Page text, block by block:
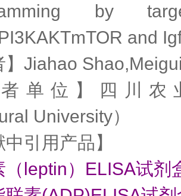
by
and
】Jiahao
者单位】四川农
University）
中引用产品】
（leptin）ELISA试剂